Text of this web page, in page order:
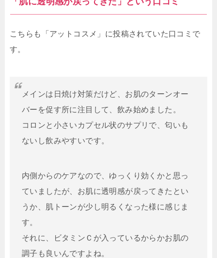
こちらも「アットコスメ」に投稿されていた口コミで
す。
メインは日焼け対策だけど、お肌のターンオー
バーを促す所に注目して、飲み始めました。
コロンと小さいカプセル状のサプリで、匂いも
ないし飲みやすいです。
内側からのケアなので、ゆっくり効くかと思っ
ていましたが、お肌に透明感が戻ってきたとい
うか、肌トーンが少し明るくなった様に感じま
す。
それに、ビタミンＣが入っているからかお肌の
調子も良いんですよね。